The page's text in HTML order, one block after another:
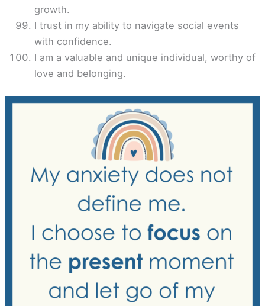
growth.
I trust in my ability to navigate social events
with confidence.
I am a valuable and unique individual, worthy of
love and belonging.